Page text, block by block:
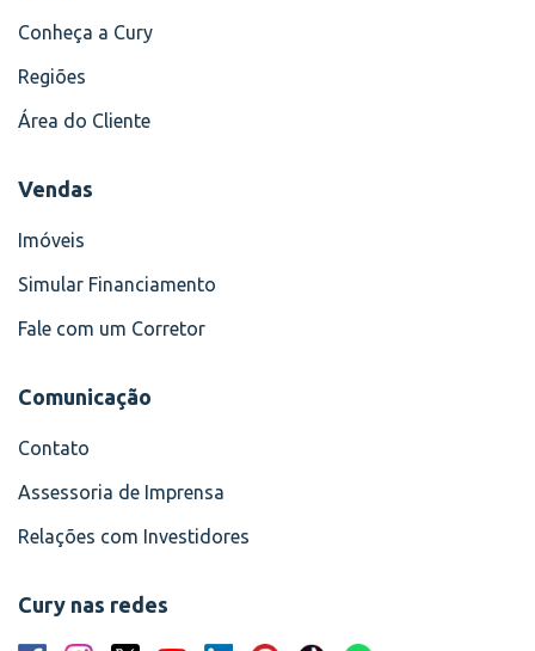
Conheça a Cury
Regiões
Área do Cliente
Vendas
Imóveis
Simular Financiamento
Fale com um Corretor
Comunicação
Contato
Assessoria de Imprensa
Relações com Investidores
Cury nas redes